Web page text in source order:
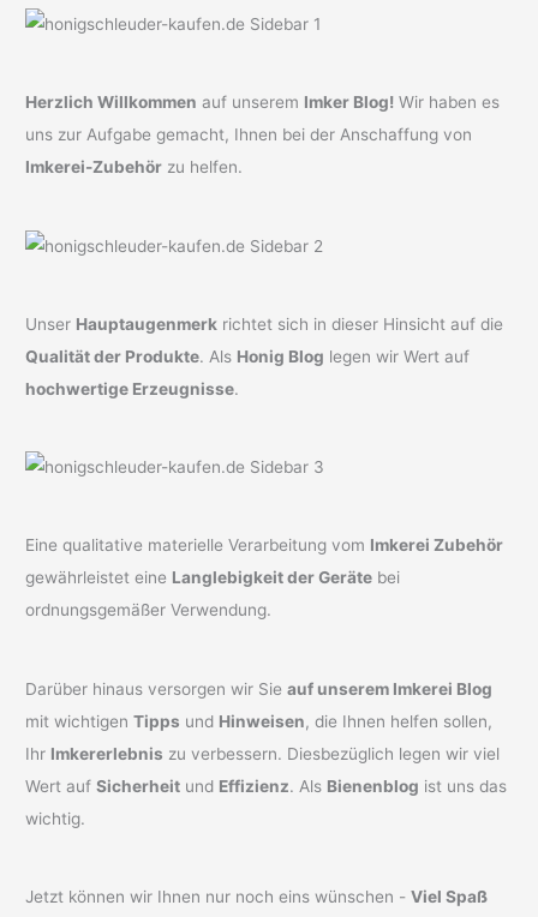
Herzlich Willkommen auf unserem Imker Blog! Wir haben es
uns zur Aufgabe gemacht, Ihnen bei der Anschaffung von
Imkerei-Zubehör zu helfen.
Unser Hauptaugenmerk richtet sich in dieser Hinsicht auf die
Qualität der Produkte. Als Honig Blog legen wir Wert auf
hochwertige Erzeugnisse.
Eine qualitative materielle Verarbeitung vom Imkerei Zubehör
gewährleistet eine Langlebigkeit der Geräte bei
ordnungsgemäßer Verwendung.
Darüber hinaus versorgen wir Sieauf unserem Imkerei Blog
mit wichtigenTipps und Hinweisen, die Ihnen helfen sollen,
Ihr Imkererlebnis zu verbessern. Diesbezüglich legen wir viel
Wert aufSicherheit und Effizienz. Als Bienenblog ist uns das
wichtig.
Jetzt können wir Ihnen nur noch eins wünschen -Viel Spaß